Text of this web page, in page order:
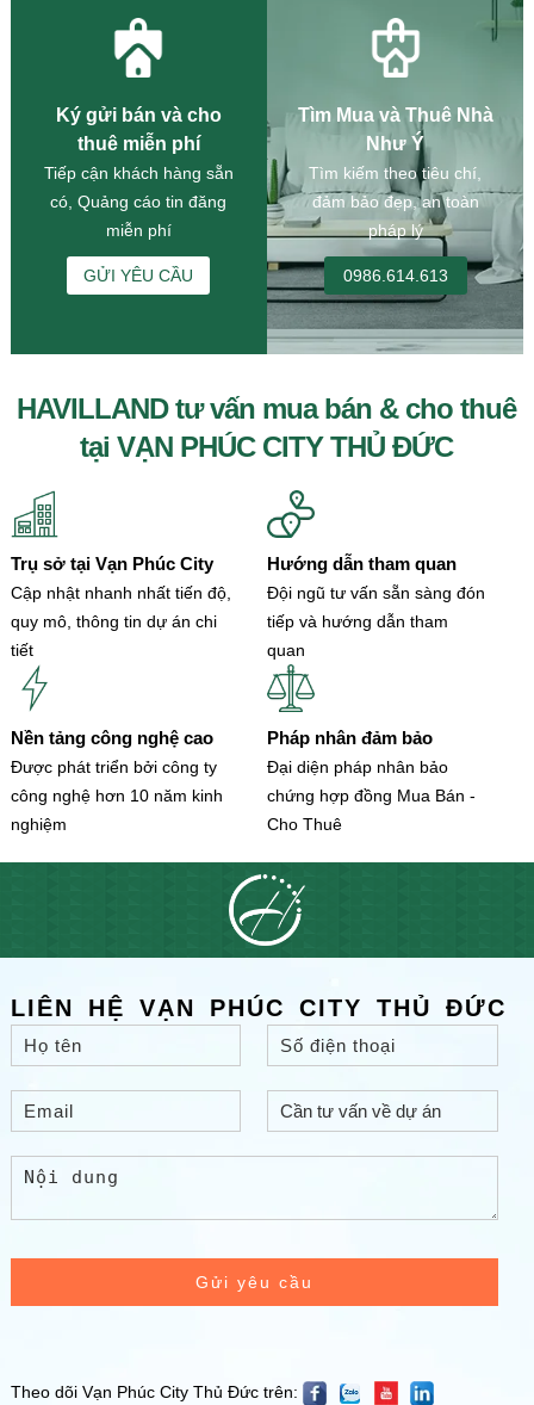
Ký gửi bán và cho
thuê miễn phí
Tiếp cận khách hàng sẵn
có, Quảng cáo tin đăng
miễn phí
GỬI YÊU CẦU
Tìm Mua và Thuê Nhà
Như Ý
Tìm kiếm theo tiêu chí,
đảm bảo đẹp, an toàn
pháp lý
0986.614.613
HAVILLAND tư vấn mua bán & cho thuê
tại VẠN PHÚC CITY THỦ ĐỨC
Trụ sở tại Vạn Phúc City
Cập nhật nhanh nhất tiến độ,
quy mô, thông tin dự án chi
tiết
Hướng dẫn tham quan
Đội ngũ tư vấn sẵn sàng đón
tiếp và hướng dẫn tham
quan
Nền tảng công nghệ cao
Được phát triển bởi công ty
công nghệ hơn 10 năm kinh
nghiệm
Pháp nhân đảm bảo
Đại diện pháp nhân bảo
chứng hợp đồng Mua Bán -
Cho Thuê
LIÊN HỆ VẠN PHÚC CITY THỦ ĐỨC
Gửi yêu cầu
Theo dõi Vạn Phúc City Thủ Đức trên: